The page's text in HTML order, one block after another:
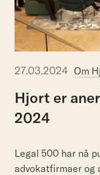
27.03.2024 Om
Hjort er
2024
Legal 500 har nå
advokatfirmaer og